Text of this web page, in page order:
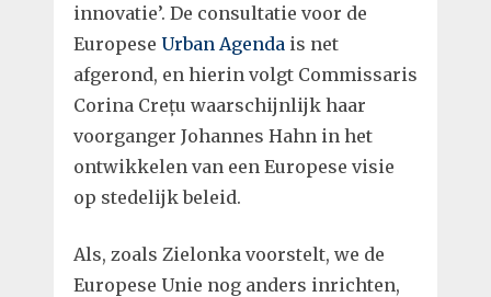
innovatie’. De consultatie voor de
Europese Urban Agenda is net
afgerond, en hierin volgt Commissaris
Corina Crețu waarschijnlijk haar
voorganger Johannes Hahn in het
ontwikkelen van een Europese visie
op stedelijk beleid.
Als, zoals Zielonka voorstelt, we de
Europese Unie nog anders inrichten,